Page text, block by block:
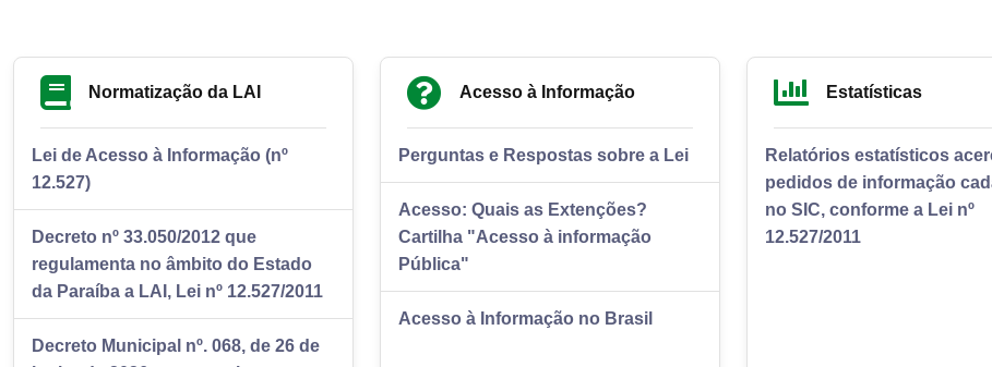
Normatização da LAI
Lei de Acesso à Informação (nº
12.527)
Decreto nº 33.050/2012 que
regulamenta no âmbito do Estado
da Paraíba a LAI, Lei nº 12.527/2011
Decreto Municipal nº. 068, de 26 de
Acesso à Informação
Perguntas e Respostas sobre a Lei
Acesso: Quais as Extenções?
Cartilha "Acesso à informação
Pública"
Acesso à Informação no Brasil
Estatísticas
Relatórios estatísticos
pedidos de informação
no SIC, conforme a Lei nº
12.527/2011